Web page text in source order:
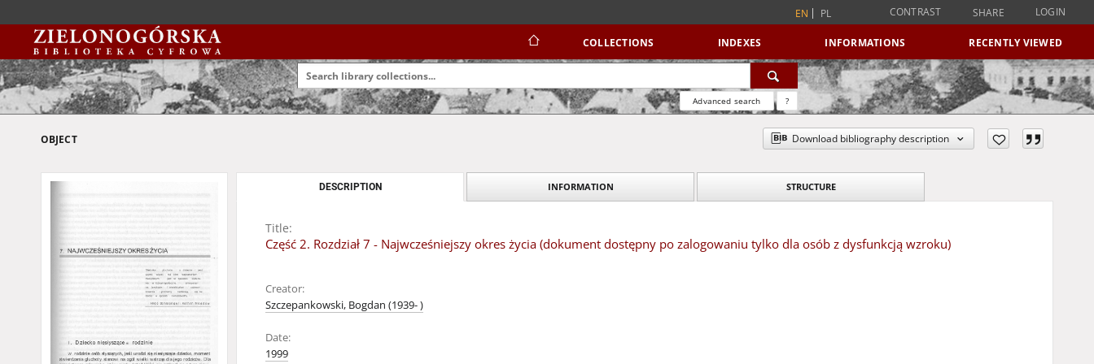
EN PL CONTRAST SHARE LOGIN
COLLECTIONS INDEXES INFORMATIONS RECENTLY VIEWED
Advanced search ?
OBJECT Download bibliography description
DESCRIPTION INFORMATION STRUCTURE
Title:
Część 2. Rozdział 7 - Najwcześniejszy okres życia (dokument dostępny po zalogowaniu tylko dla osób z dysfunkcją wzroku)
Creator:
Szczepankowski, Bogdan (1939- )
Date:
1999